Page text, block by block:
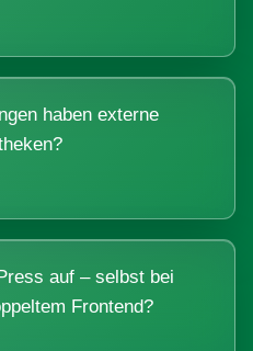
haben externe
auf – selbst bei
Frontend?